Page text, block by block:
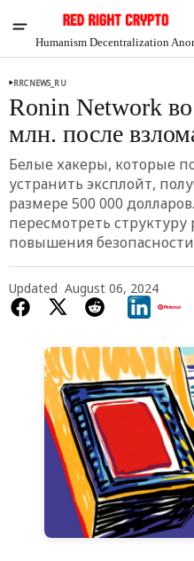
Humanism Decentralization
Chia
5.66%
RRCNEWS_RU
Ronin Network
млн. после
Белые хакеры, которые
устранить эксплойт,
размере 500 000
пересмотреть структуру
повышения безопасности
Updated August 06, 2024